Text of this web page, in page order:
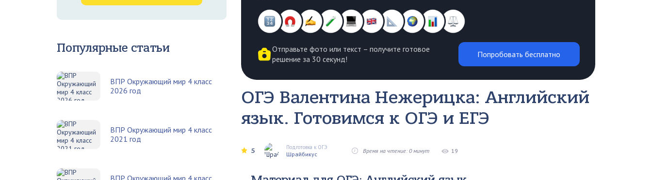
Отправьте фото или текст – получите готовое
решение за 30 секунд!
Попробовать бесплатно
ОГЭ Валентина Нежерицка: Английский
язык. Готовимся к ОГЭ и ЕГЭ
5 Подготовка к ОГЭ
Шрайбикус Время на чтение: 0 минут 19
Популярные статьи
ВПР Окружающий мир 4 класс
2026 год
ВПР Окружающий мир 4 класс
2021 год
ВПР Окружающий мир 4 класс